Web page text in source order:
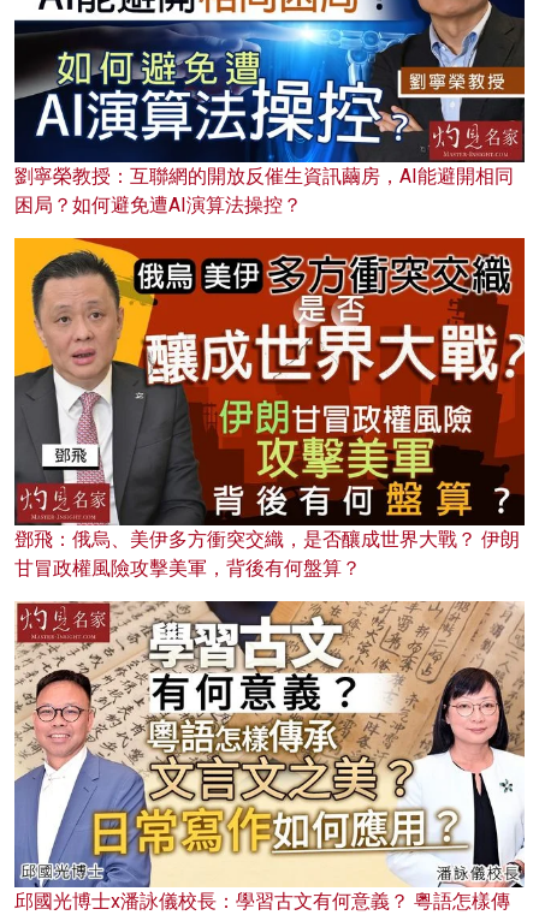
劉寧榮教授：互聯網的開放反催生資訊繭房，AI能避開相同
困局？如何避免遭AI演算法操控？
鄧飛：俄烏、美伊多方衝突交織，是否釀成世界大戰？ 伊朗
甘冒政權風險攻擊美軍，背後有何盤算？
邱國光博士x潘詠儀校長：學習古文有何意義？ 粵語怎樣傳